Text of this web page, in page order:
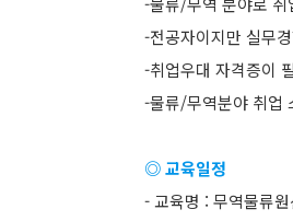
-전공자이지만 실무
-취업우대 자격증이
-물류/무역분야 취업
◎ 교육일정
- 교육명 : 무역물류